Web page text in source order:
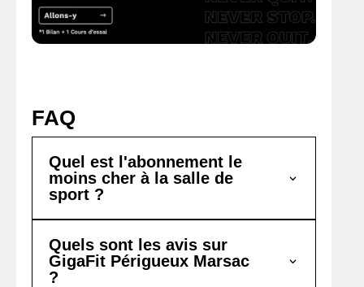
FAQ
Quel est l'abonnement le
moins cher à la salle de
sport ?
Quels sont les avis sur
GigaFit Périgueux Marsac
?